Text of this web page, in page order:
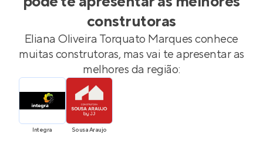
construtoras
Eliana Oliveira Torquato Marquesconhece
muitas construtoras, mas vai te apresentar as
melhores da região:
Integra Sousa Araujo